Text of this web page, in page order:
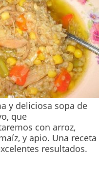
y deliciosa sopa de
que
con arroz,
y apio. Una receta
resultados.